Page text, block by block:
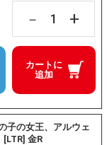
－ +
カートに
追加
子の女王、アルウェ
金R